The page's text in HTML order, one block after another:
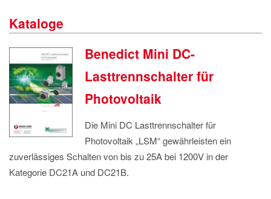
DATENSCHUTZ
Kataloge
Benedict Mini DC-
Lasttrennschalter für
Photovoltaik
Die Mini DC Lasttrennschalter für
Photovoltaik „LSM“ gewährleisten ein
zuverlässiges Schalten von bis zu 25A bei 1200V in der
Kategorie DC21A und DC21B.